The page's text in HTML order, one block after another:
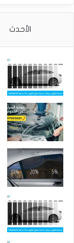
الأحدث